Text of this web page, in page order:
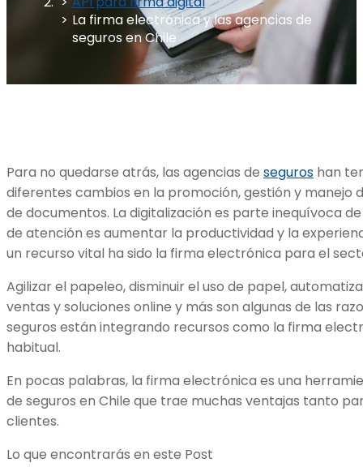
La firma electrónica y las agencias de
seguros en Chile
Para no quedarse atrás, las agencias de seguros han
diferentes cambios en la promoción, gestión y manejo
de documentos. La digitalización es parte inequívoca
de atención es aumentar la productividad y la
un recurso vital ha sido la firma electrónica para el
Agilizar el papeleo, disminuir el uso de papel,
ventas y soluciones online y más son algunas de las
seguros están integrando recursos como la firma
habitual.
En pocas palabras, la firma electrónica es una
de seguros en Chile que trae muchas ventajas tanto
clientes.
Lo que encontrarás en este Post